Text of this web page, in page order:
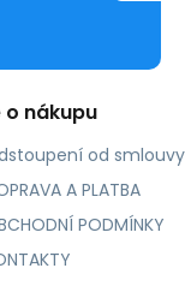
o nákupu
od smlouvy
A PLATBA
PODMÍNKY